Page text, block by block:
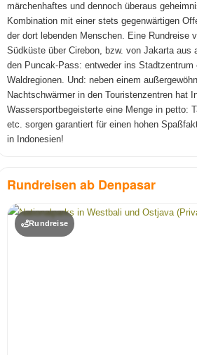
märchenhaftes und dennoch überaus
Kombination mit einer stets gegenwärtigen
der dort lebenden Menschen. Eine Rundreise
Südküste über Cirebon, bzw. von Jakarta aus
den Puncak-Pass: entweder ins Stadtzentrum
Waldregionen. Und: neben einem
Nachtschwärmer in den Touristenzentren hat
Wassersportbegeisterte eine Menge in petto:
etc. sorgen garantiert für einen hohen
in Indonesien!
Rundreisen ab Denpasar
Rundreise